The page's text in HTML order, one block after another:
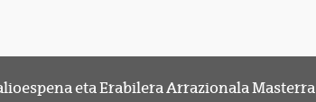
eta Erabilera Arrazionala Masterra